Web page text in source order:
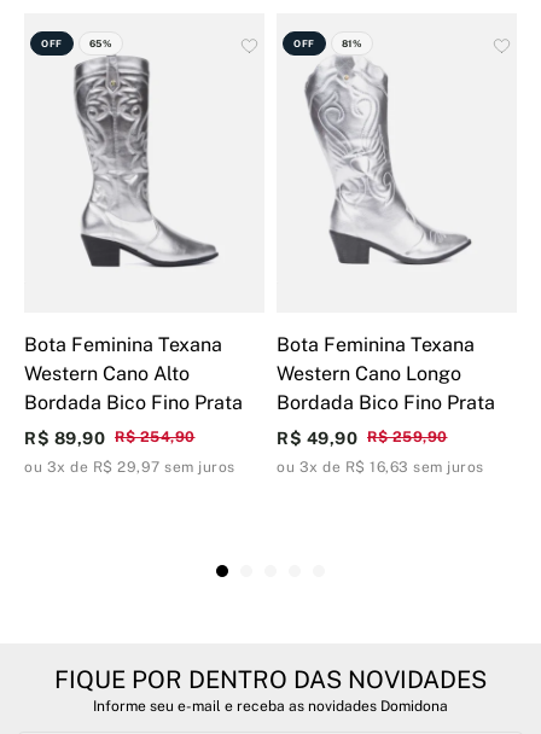
OFF 65%
Bota Feminina Texana
Western Cano Alto
Bordada Bico Fino Prata
R$ 254,90
R$ 89,90
ou 3x de R$ 29,97 sem juros
OFF 81%
Bota Feminina Texana
Western Cano Longo
Bordada Bico Fino Prata
R$ 259,90
R$ 49,90
ou 3x de R$ 16,63 sem juros
FIQUE POR DENTRO DAS NOVIDADES
Informe seu e-mail e receba as novidades Domidona